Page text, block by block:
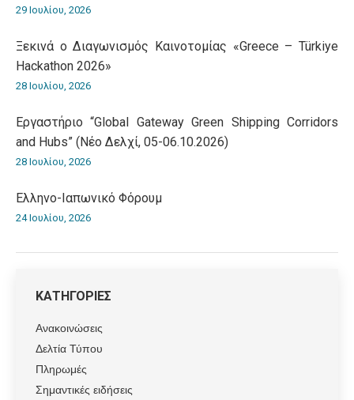
29 Ιουλίου, 2026
Ξεκινά ο Διαγωνισμός Καινοτομίας «Greece – Türkiye
Hackathon 2026»
28 Ιουλίου, 2026
Εργαστήριο “Global Gateway Green Shipping Corridors
and Hubs” (Νέο Δελχί, 05-06.10.2026)
28 Ιουλίου, 2026
Ελληνο-Iαπωνικό Φόρουμ
24 Ιουλίου, 2026
ΚΑΤΗΓΟΡΙΕΣ
Ανακοινώσεις
Δελτία Τύπου
Πληρωμές
Σημαντικές ειδήσεις